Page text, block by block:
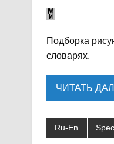
Подборка
словарях.
ЧИТАТЬ
Ru-En